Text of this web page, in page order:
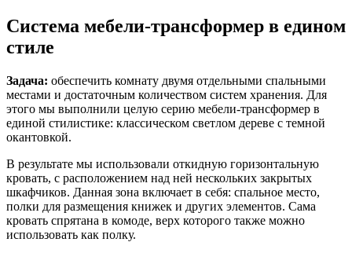
Система мебели-трансформер в едином
стиле
Задача: обеспечить комнату двумя отдельными спальными
местами и достаточным количеством систем хранения. Для
этого мы выполнили целую серию мебели-трансформер в
единой стилистике: классическом светлом дереве с темной
окантовкой.
В результате мы использовали откидную горизонтальную
кровать, с расположением над ней нескольких закрытых
шкафчиков. Данная зона включает в себя: спальное место,
полки для размещения книжек и других элементов. Сама
кровать спрятана в комоде, верх которого также можно
использовать как полку.